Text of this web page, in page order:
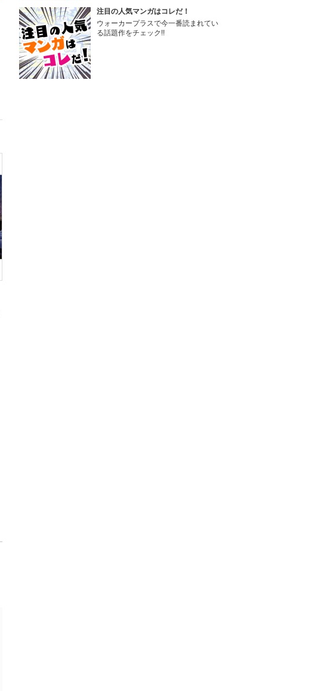
注目の人気マンガはコレだ！
ウォーカープラスで今一番読まれてい
る話題作をチェック!!